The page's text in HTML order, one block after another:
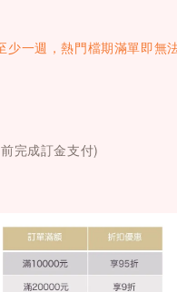
少一週，熱門檔期滿單即無
完成訂金支付)